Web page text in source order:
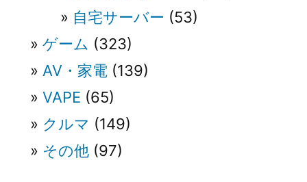
自宅サーバー (53)
ゲーム (323)
AV・家電 (139)
VAPE (65)
クルマ (149)
その他 (97)